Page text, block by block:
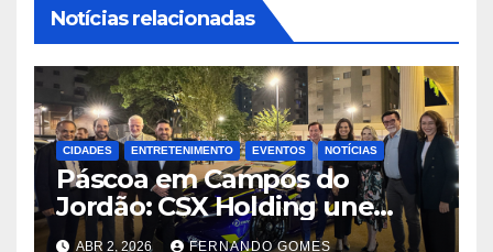
Notícias relacionadas
CIDADES ENTRETENIMENTO EVENTOS NOTÍCIAS
Páscoa em Campos do
Jordão: CSX Holding une
velocidade e tradição com
ABR 2, 2026 FERNANDO GOMES